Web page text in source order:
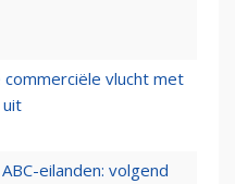
vlucht met
uit
eilanden: volgend